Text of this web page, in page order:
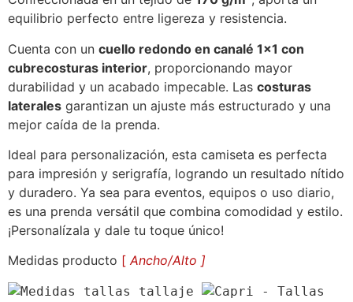
equilibrio perfecto entre ligereza y resistencia.
Cuenta con un cuello redondo en canalé 1×1 con
cubrecosturas interior, proporcionando mayor
durabilidad y un acabado impecable. Las costuras
laterales garantizan un ajuste más estructurado y una
mejor caída de la prenda.
Ideal para personalización, esta camiseta es perfecta
para impresión y serigrafía, logrando un resultado nítido
y duradero. Ya sea para eventos, equipos o uso diario,
es una prenda versátil que combina comodidad y estilo.
¡Personalízala y dale tu toque único!
Medidas producto [Ancho/Alto ]